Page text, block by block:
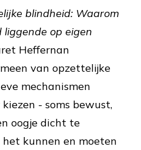
blindheid: Waarom
op eigen
Heffernan
van opzettelijke
mechanismen
- soms bewust,
oogje dicht te
het kunnen en moeten